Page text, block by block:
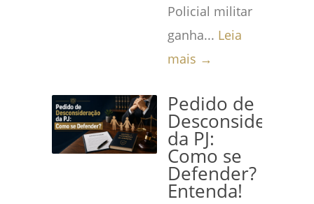
Policial militar
ganha... Leia
mais →
Pedido de
Desconsideração
da PJ:
Como se
Defender?
Entenda!